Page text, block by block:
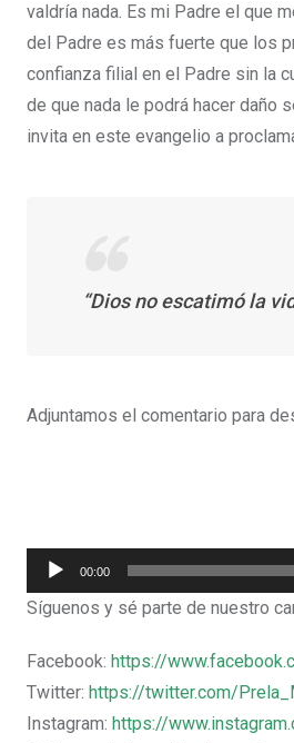
valdría nada. Es mi Padre el que
del Padre es más fuerte que los
confianza filial en el Padre sin la
de que nada le podrá hacer daño
invita en este evangelio a
“Dios no escatimó la
Adjuntamos el comentario para
Reproductor
de
00:00
Síguenos y sé parte de nuestro
Facebook: https://
Twitter: https://twitter.com/
Instagram: https://